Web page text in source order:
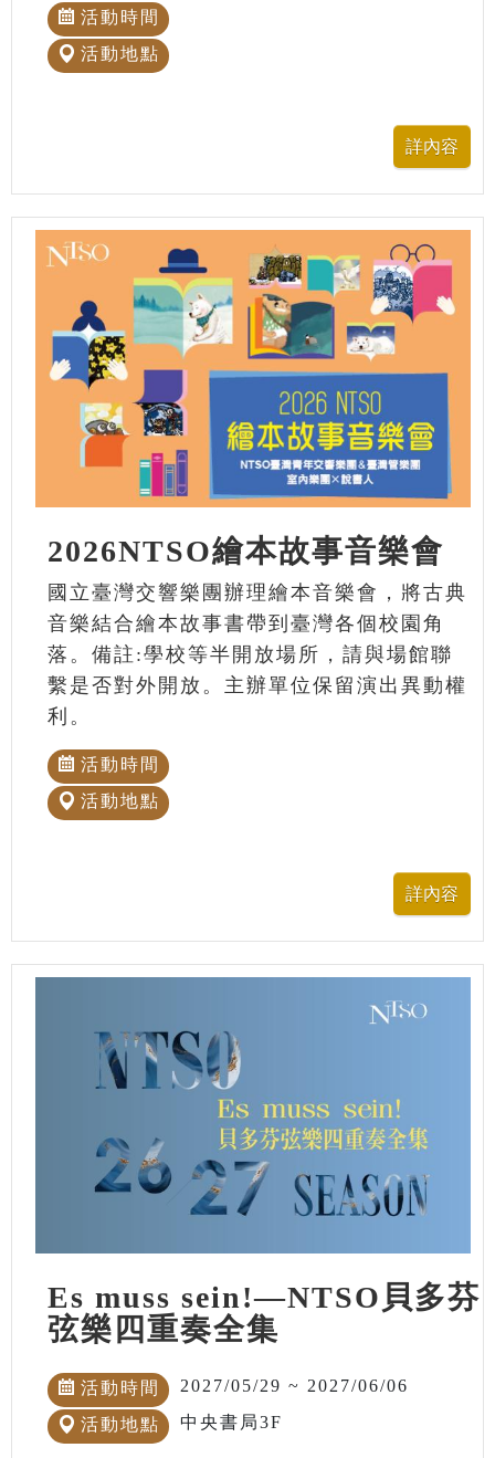
活動時間
活動地點
2026NTSO繪本故事音樂會
國立臺灣交響樂團辦理繪本音樂會，將古典
音樂結合繪本故事書帶到臺灣各個校園角
落。備註:學校等半開放場所，請與場館聯
繫是否對外開放。主辦單位保留演出異動權
利。
活動時間
活動地點
Es muss sein!—NTSO貝多芬
弦樂四重奏全集
活動時間 2027/05/29 ~ 2027/06/06
活動地點 中央書局3F